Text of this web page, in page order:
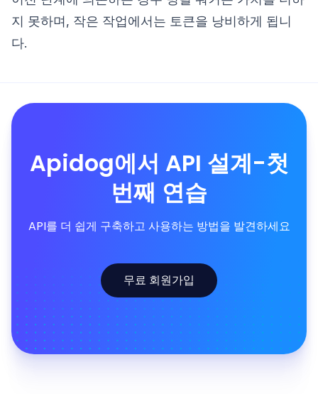
지 못하며, 작은 작업에서는 토큰을 낭비하게 됩니
다.
Apidog에서 API 설계-첫
번째 연습
API를 더 쉽게 구축하고 사용하는 방법을 발견하세요
무료 회원가입